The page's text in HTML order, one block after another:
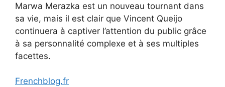
Marwa Merazka est un nouveau tournant dans
sa vie, mais il est clair que Vincent Queijo
continuera à captiver l’attention du public grâce
à sa personnalité complexe et à ses multiples
facettes.
Frenchblog.fr